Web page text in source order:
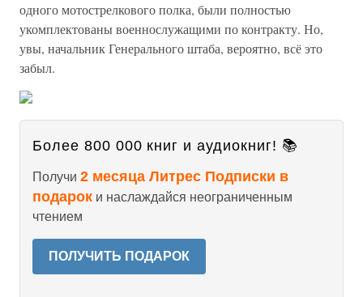
одного мотострелкового полка, были полностью
укомплектованы военнослужащими по контракту. Но,
увы, начальник Генерального штаба, вероятно, всё это
забыл.
Более 800 000 книг и аудиокниг! 📚
Получи 2 месяца Литрес Подписки в
подарок и наслаждайся неограниченным
чтением
ПОЛУЧИТЬ ПОДАРОК